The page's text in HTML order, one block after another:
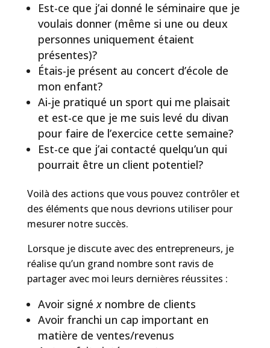
Est-ce que j’ai donné le séminaire que je
voulais donner (même si une ou deux
personnes uniquement étaient
présentes)?
Étais-je présent au concert d’école de
mon enfant?
Ai-je pratiqué un sport qui me plaisait
et est-ce que je me suis levé du divan
pour faire de l’exercice cette semaine?
Est-ce que j’ai contacté quelqu’un qui
pourrait être un client potentiel?
Voilà des actions que vous pouvez contrôler et
des éléments que nous devrions utiliser pour
mesurer notre succès.
Lorsque je discute avec des entrepreneurs, je
réalise qu’un grand nombre sont ravis de
partager avec moi leurs dernières réussites :
Avoir signéxnombre de clients
Avoir franchi un cap important en
matière de ventes/revenus